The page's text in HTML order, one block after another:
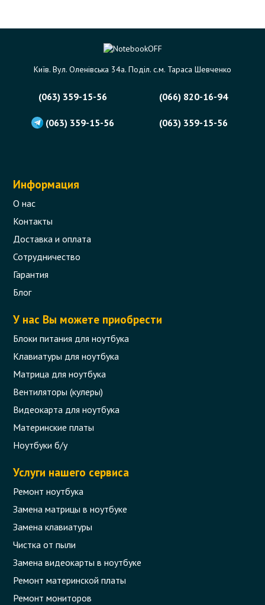
Київ. Вул. Оленівська 34а. Поділ. с.м. Тараса Шевченко
(063) 359-15-56 (066) 820-16-94
(063) 359-15-56 (063) 359-15-56
Информация
О нас
Контакты
Доставка и оплата
Сотрудничество
Гарантия
Блог
У нас Вы можете приобрести
Блоки питания для ноутбука
Клавиатуры для ноутбука
Матрица для ноутбука
Вентиляторы (кулеры)
Видеокарта для ноутбука
Материнские платы
Ноутбуки б/у
Услуги нашего сервиса
Ремонт ноутбука
Замена матрицы в ноутбуке
Замена клавиатуры
Чистка от пыли
Замена видеокарты в ноутбуке
Ремонт материнской платы
Ремонт мониторов